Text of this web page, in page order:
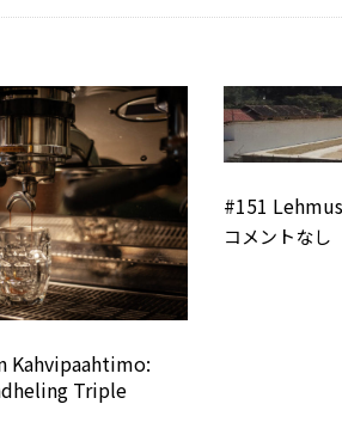
Kahvipaahtimo:
Triple
#151
コメントなし